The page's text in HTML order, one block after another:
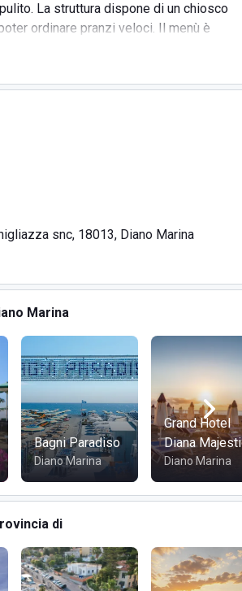
La struttura dispone di un chiosco
ordinare pranzi veloci. Il menù è
cellulare ed essere serviti
La struttura offre una connessione
e lettini
giochi
BIANCA
Bagni Bianca
lungomare a ridosso dispone di
ciclabile e di una passeggiata
dista circa 1 chilometro dal
snc, 18013, Diano Marina
Marina
Bagni Paradiso
Diano Marina
Grand Hotel
Diana
Diano Marina
di